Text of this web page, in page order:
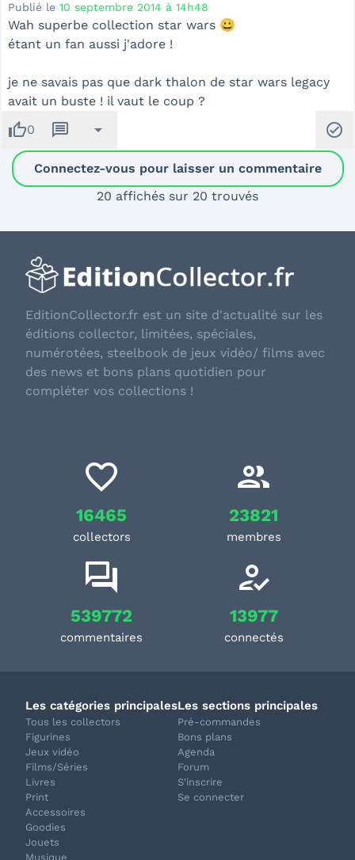
Publié le 10 septembre 2014 à 14h48
Wah superbe collection star wars 😀
étant un fan aussi j'adore !
je ne savais pas que dark thalon de star wars legacy
avait un buste ! il vaut le coup ?
thumb_up0 message arrow_drop_down check_circle
Connectez-vous pour laisser un commentaire
20 affichés sur 20 trouvés
EditionCollector.fr est un site d'actualité sur les
éditions collector, limitées, spéciales,
numérotées, steelbook de jeux vidéo/ films avec
des news et bons plans quotidien pour
compléter vos collections !
16465
collectors
23821
membres
539772
commentaires
13977
connectés
Les catégories principales
Tous les collectors
Figurines
Jeux vidéo
Films/Séries
Livres
Print
Accessoires
Goodies
Jouets
Musique
Les sections principales
Pré-commandes
Bons plans
Agenda
Forum
S'inscrire
Se connecter